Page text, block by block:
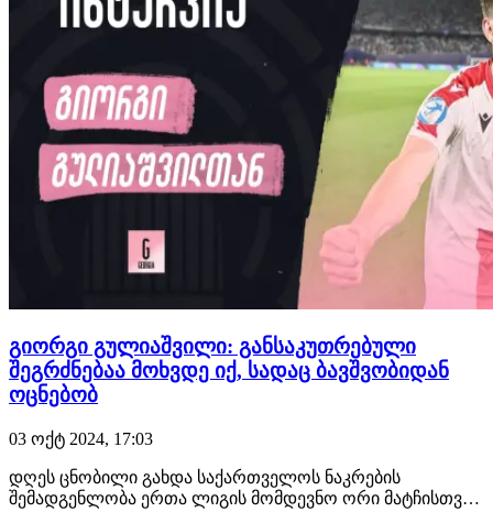
გიორგი გულიაშვილი: განსაკუთრებული
შეგრძნებაა მოხვდე იქ, სადაც ბავშვობიდან
ოცნებობ
03 ოქტ 2024, 17:03
დღეს ცნობილი გახდა საქართველოს ნაკრების
შემადგენლობა ერთა ლიგის მომდევნო ორი მატჩისთვის.